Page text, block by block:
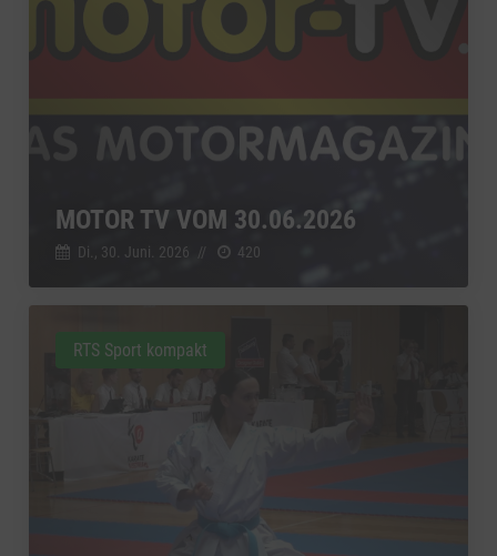
MOTOR TV VOM 30.06.2026
Di., 30. Juni. 2026 // 420
RTS Sport kompakt